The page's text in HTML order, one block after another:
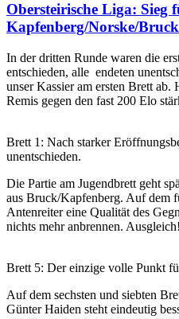
Obersteirische Liga: Sieg
Kapfenberg/Norske/Bruck
In der dritten Runde waren die
entschieden, alle endeten
unser Kassier am ersten Brett ab.
Remis gegen den fast 200 Elo
Brett 1: Nach starker
unentschieden.
Die Partie am Jugendbrett geht
aus Bruck/Kapfenberg. Auf dem
Antenreiter eine Qualität des
nichts mehr anbrennen. Ausgleich!
Brett 5: Der einzige volle Punkt
Auf dem sechsten und siebten
Günter Haiden steht eindeutig